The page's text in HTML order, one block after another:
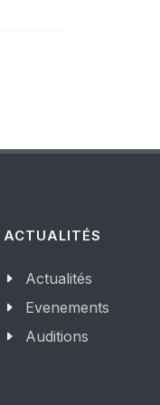
ACTUALITÉS
Actualités
Evenements
Auditions